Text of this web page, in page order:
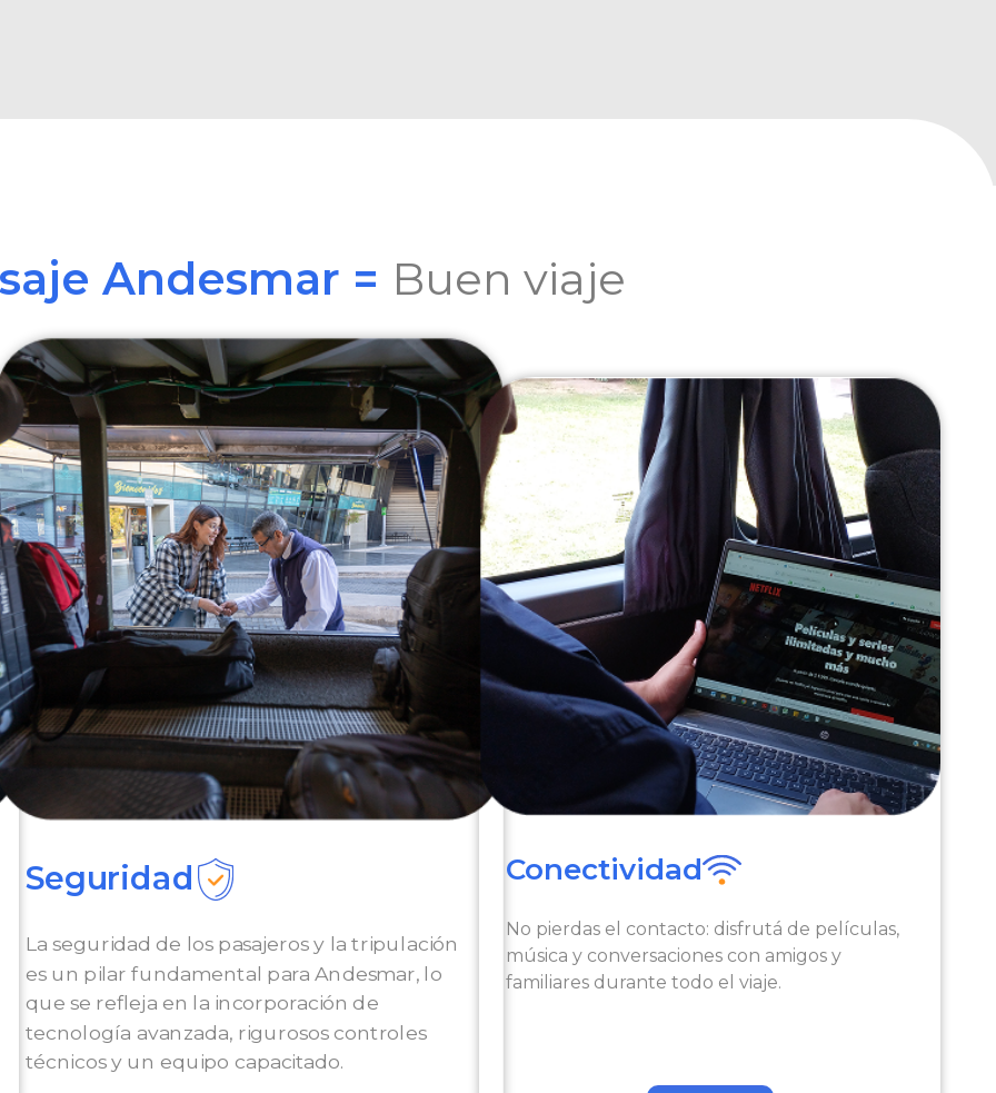
Andesmar = Buen viaje
Seguridad
La seguridad de los pasajeros y la tripulación
es un pilar fundamental para Andesmar, lo
que se refleja en la incorporación de
tecnología avanzada, rigurosos controles
técnicos y un equipo capacitado.
Conectividad
No pierdas el contacto: disfrutá de películas,
música y conversaciones con amigos y
familiares durante todo el viaje.